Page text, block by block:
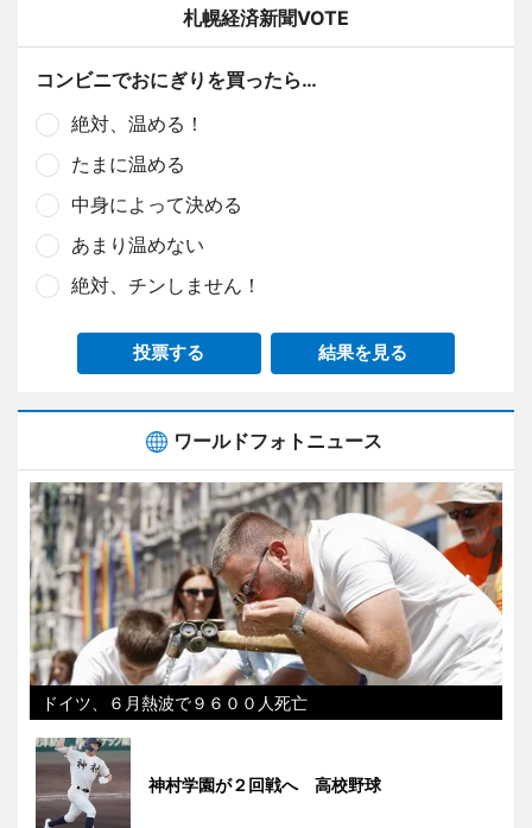
札幌経済新聞VOTE
コンビニでおにぎりを買ったら…
絶対、温める！
たまに温める
中身によって決める
あまり温めない
絶対、チンしません！
投票する 結果を見る
ワールドフォトニュース
ドイツ、６月熱波で９６００人死亡
神村学園が２回戦へ 高校野球